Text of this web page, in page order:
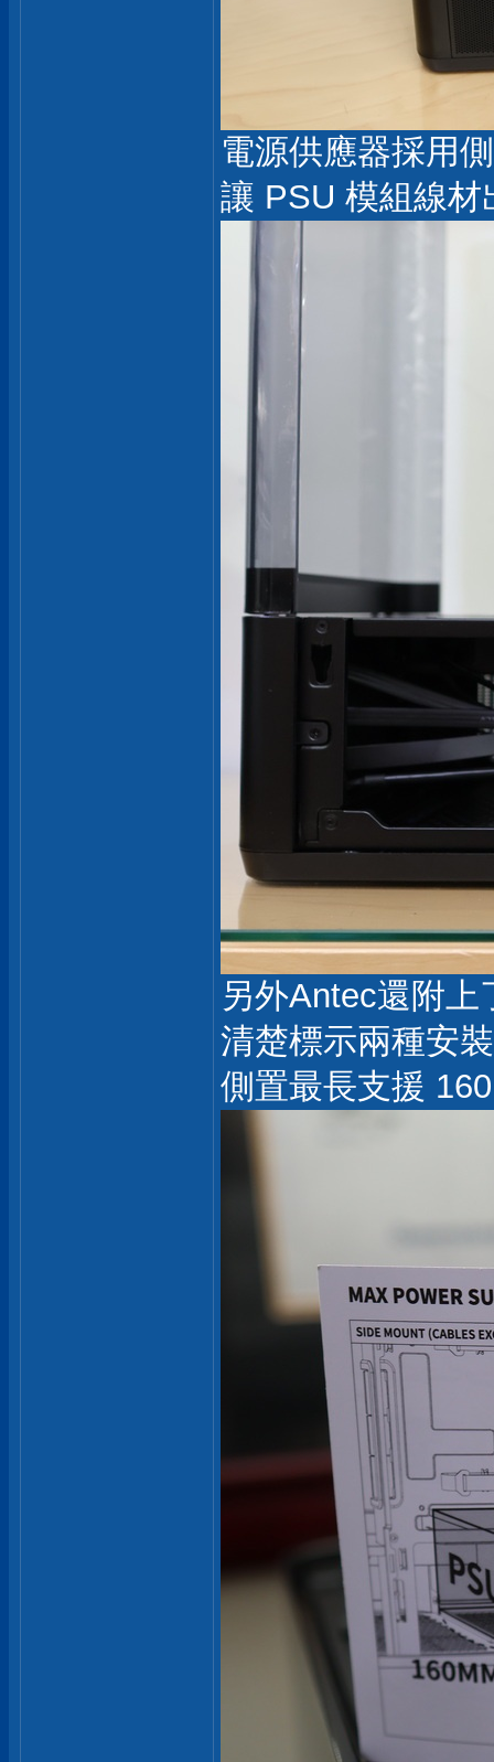
電源供應器採用
讓 PSU 模組線
另外Antec還附
清楚標示兩種安
側置最長支援